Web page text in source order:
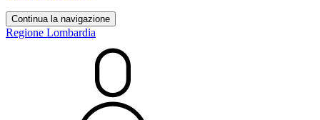
Continua la navigazione
Regione Lombardia